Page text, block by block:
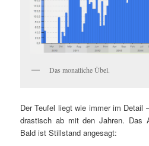
Das monatliche Übel.
Der Teufel liegt wie immer im Detail
drastisch ab mit den Jahren. Das
Bald ist Stillstand angesagt: